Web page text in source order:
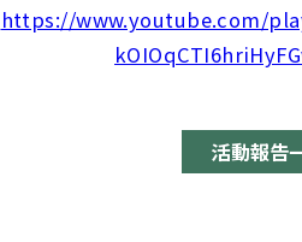
https://www.youtube.com/
活動報告